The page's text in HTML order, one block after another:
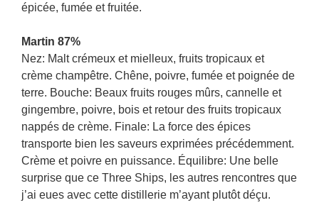
épicée, fumée et fruitée.
Martin 87%
Nez: Malt crémeux et mielleux, fruits tropicaux et
crème champêtre. Chêne, poivre, fumée et poignée de
terre. Bouche: Beaux fruits rouges mûrs, cannelle et
gingembre, poivre, bois et retour des fruits tropicaux
nappés de crème. Finale: La force des épices
transporte bien les saveurs exprimées précédemment.
Crème et poivre en puissance. Équilibre: Une belle
surprise que ce Three Ships, les autres rencontres que
j’ai eues avec cette distillerie m’ayant plutôt déçu.